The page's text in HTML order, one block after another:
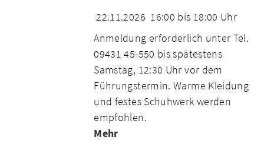
22.11.2026 16:00 bis 18:00 Uhr
Anmeldung erforderlich unter Tel.
09431 45-550 bis spätestens
Samstag, 12:30 Uhr vor dem
Führungstermin. Warme Kleidung
und festes Schuhwerk werden
empfohlen.
Mehr